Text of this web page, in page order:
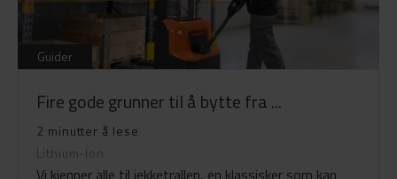
Guider
Fire gode grunner til å bytte fra ...
2 minutter å lese
Lithium-Ion
Vi kjenner alle til jekketrallen, en klassisker som kan